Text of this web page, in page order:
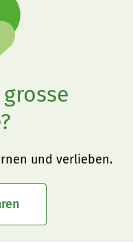
grosse
und verlieben.